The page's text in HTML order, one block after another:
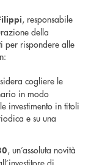
, responsabile
della
per rispondere alle
cogliere le
in modo
investimento in titoli
e su una
, un’assoluta novità